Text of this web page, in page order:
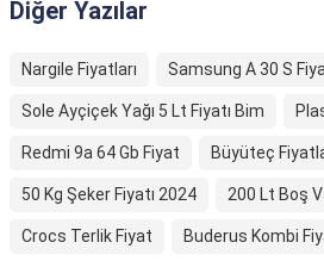
Diğer Yazılar
Nargile Fiyatları Samsung A 30 S
Sole Ayçiçek Yağı 5 Lt Fiyatı Bim
Redmi 9a 64 Gb Fiyat Büyüteç
50 Kg Şeker Fiyatı 2024 200 Lt Boş
Crocs Terlik Fiyat Buderus Kombi